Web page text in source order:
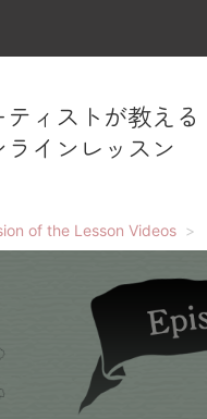
ティストが教える
ラインレッスン
of the Lesson Videos